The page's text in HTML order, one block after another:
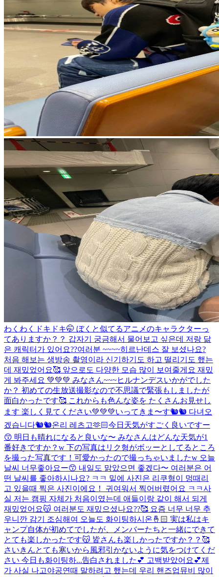
わくわくドキドキ🤭 ぼくと似てるアニメのキャラクターっ
てありますか？？ 갑자기 궁금해서 물어보고 싶은데 저랑 닮
은 캐릭터가 있어요??여러분 ~~~~히르난데스 잘 보셨나요?
처음 해보는 생방송 촬영이라 신기하기도 하고 떨리기도 했는
데 재밌었어요🥰 앞으로도 다양한 모습 많이 보여줄게요 재밌
게 봐주세요 💚💚💚 みなさん~~~ヒルナンデスいかがでした
か？ 初めての生放送撮影なので不思議で緊張もしましたが
面白かったです🥰 これからも色んな姿を たくさんお見せし
ます 楽しく見てください💚💚💚いってきま〜す🐿🐿 다녀오
겠습니다🐿🐿온리 레츠고🫶🏻今日天気がすごく良いですー
😙 明日も晴れになると良いな〜 みなさんはどんな天気が1
番好きですか？w 下の写真はリク형がボッーとしてるところ
を撮った写真です！可愛かったので撮っちゃいましたw 오늘
날씨 너무좋아요ー😙 내일도 맑았으면 좋겠다〜 여러분은 어
떤 날씨를 좋아하시나요? ㅋㅋ 밑에 사진은 리쿠형이 멍때리
고 있을때 찍은 사진이에요！ 귀여워서 찍어버렸어요 ㅋㅋ사
실 저는 캠핑 자체가 처음이였는데 애들이랑 같이 해서 되게
재밌었어요😽 여러분도 재밌으셨나요??🥰 요즘 너무 너무 추
우니깐 감기 조심해여 오늘도 화이팅하시온🤞🏻 実は私はキ
ャンプ自体が初めてでしたが、メンバーたちと一緒にできて
とても楽しかったです😽 皆さんも楽しかったですか？？🥰
さいきんとても寒いから風邪引かないように気をつけてくだ
さい 今日も화이팅하...告白されました💕 고백받았어요💕제
가 사실 나고야공연때 말하려고 했는데 우리 핸즈업뮤비 많이